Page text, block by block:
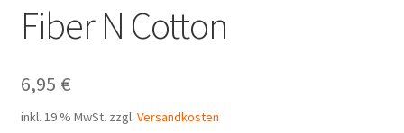
Fiber N Cotton
6,95 €
inkl. 19 % MwSt. zzgl. Versandkosten